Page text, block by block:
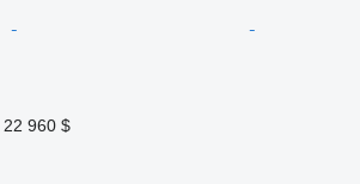
22 960 $